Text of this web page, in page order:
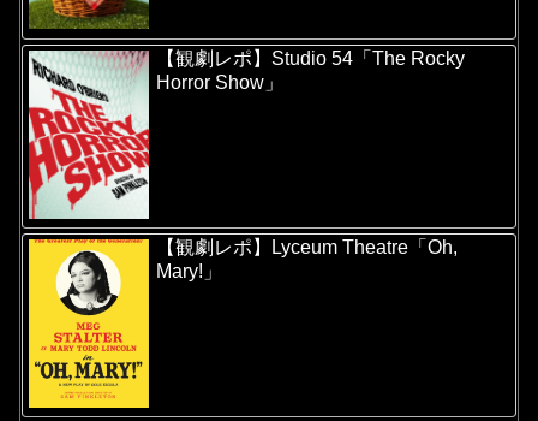
【観劇レポ】Studio 54「The Rocky
Horror Show」
【観劇レポ】Lyceum Theatre「Oh,
Mary!」